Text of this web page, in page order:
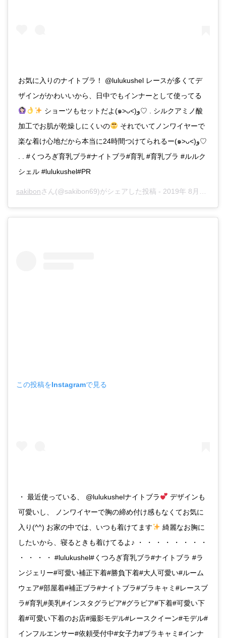
お気に入りのナイトブラ！ @lulukushel レースが多くてデ
ザインがかわいいから、日中でもインナーとして使ってる
ショーツもセットだよ(๑˃ᴗ˂)و♡ . シルクアミノ酸
加工でお肌が乾燥しにくいの
それでいてノンワイヤーで
楽な着け心地だから本当に24時間つけてられるー(๑˃ᴗ˂)و♡
. . #くつろぎ育乳ブラ#ナイトブラ#育乳 #育乳ブラ #ルルク
シェル #lulukushel#PR
sakibonさん(@sakibon69)がシェアした投稿 - 2019年 8月月29日午前2時53分PDT
この投稿をInstagramで見る
・ 最近使っている、 @lulukushelナイトブラ
デザインも
可愛いし、 ノンワイヤーで胸の締め付け感もなくてお気に
入り(^^) お家の中では、いつも着けてます
綺麗なお胸に
したいから、寝るときも着けてるよ♪ ・ ・ ・ ・ ・ ・ ・ ・
・ ・ ・ ・ #lulukushel#くつろぎ育乳ブラ#ナイトブラ #ラ
ンジェリー#可愛い補正下着#勝負下着#大人可愛い#ルーム
ウェア#部屋着#補正ブラ#ナイトブラ#ブラキャミ#レースブ
ラ#育乳#美乳#インスタグラビア#グラビア#下着#可愛い下
着#可愛い下着のお店#撮影モデル#レースクイーン#モデル#
インフルエンサー#依頼受付中#女子力#ブラキャミ#インナ